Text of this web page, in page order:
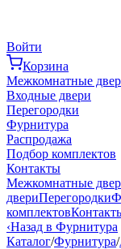
Войти
Корзина
Межкомнатные
Входные двери
Перегородки
Фурнитура
Распродажа
Подбор комплектов
Контакты
Межкомнатные
двериПерегородки
комплектов
‹Назад в Фурнитура
Каталог/Фурнитура/